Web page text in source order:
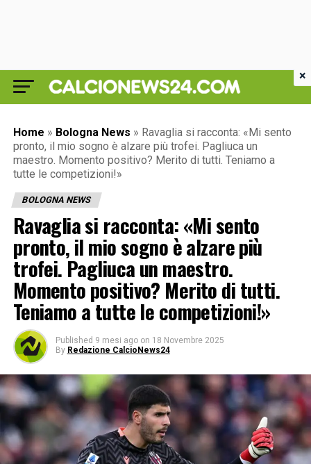
Home » Bologna News » Ravaglia si racconta: «Mi sento
pronto, il mio sogno è alzare più trofei. Pagliuca un
maestro. Momento positivo? Merito di tutti. Teniamo a
tutte le competizioni!»
BOLOGNA NEWS
Ravaglia si racconta: «Mi sento
pronto, il mio sogno è alzare più
trofei. Pagliuca un maestro.
Momento positivo? Merito di tutti.
Teniamo a tutte le competizioni!»
Published 9 mesi ago on 18 Novembre 2025
By Redazione CalcioNews24
×